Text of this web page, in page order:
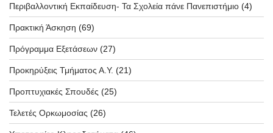
Περιβαλλοντική Εκπαίδευση- Τα Σχολεία πάνε Πανεπιστήμιο (4)
Πρακτική Άσκηση (69)
Πρόγραμμα Εξετάσεων (27)
Προκηρύξεις Τμήματος Α.Υ. (21)
Προπτυχιακές Σπουδές (25)
Τελετές Ορκωμοσίας (26)